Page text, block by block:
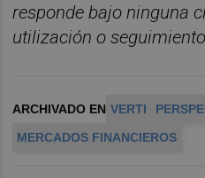
responde bajo ninguna
utilización o
ARCHIVADO EN VERTI
MERCADOS FINANCIEROS